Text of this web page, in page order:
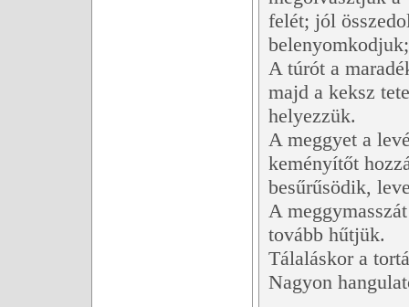
felét; jól
A túrót a
majd a keksz
helyezzük.
A meggyet a
keményítőt
besűrűsödik,
A
tovább hűtjük.
Tálaláskor a
Nagyon